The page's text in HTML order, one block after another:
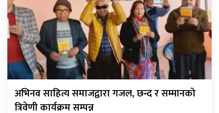
अभिनव साहित्य समाजद्वारा गजल, छन्द र सम्मानको
त्रिवेणी कार्यक्रम सम्पन्न